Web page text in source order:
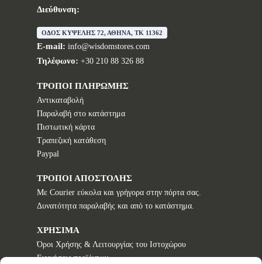
Διεύθυνση:
ΟΔΟΣ ΚΥΨΕΛΗΣ 72, ΑΘΗΝΑ, TK 11362
E-mail: info@wisdomstores.com
Τηλέφωνο: +30 210 88 326 88
ΤΡΟΠΟΙ ΠΛΗΡΩΜΗΣ
Αντικαταβολή
Παραλαβή στο κατάστημα
Πιστωτική κάρτα
Τραπεζική κατάθεση
Paypal
ΤΡΟΠΟΙ ΑΠΟΣΤΟΛΗΣ
Με Courier εύκολα και γρήγορα στην πόρτα σας.
Δυνατότητα παραλαβής και από το κατάστημα.
ΧΡΗΣΙΜΑ
Όροι Χρήσης & Λειτουργίας του Ιστοχώρου
Εγγυήσεις προϊόντων